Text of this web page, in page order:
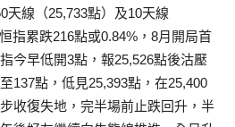
天線（25,733點）及10天線
指累跌216點或0.84%，8月開局首
今早低開3點，報25,526點後沽壓
137點，低見25,393點，在25,400
收復失地，完半場前止跌回升，半